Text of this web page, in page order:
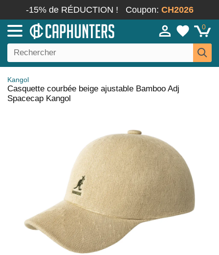
-15% de RÉDUCTION ! Coupon: CH2026
0
Kangol
Casquette courbée beige ajustable Bamboo Adj
Spacecap Kangol